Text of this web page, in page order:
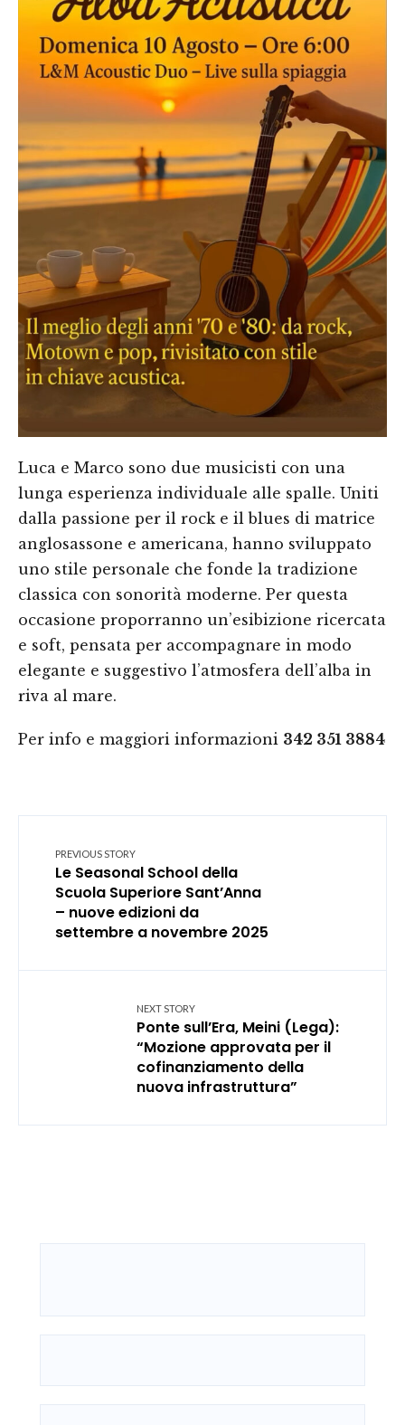
Luca e Marco sono due musicisti con una
lunga esperienza individuale alle spalle. Uniti
dalla passione per il rock e il blues di matrice
anglosassone e americana, hanno sviluppato
uno stile personale che fonde la tradizione
classica con sonorità moderne. Per questa
occasione proporranno un’esibizione ricercata
e soft, pensata per accompagnare in modo
elegante e suggestivo l’atmosfera dell’alba in
riva al mare.
Per info e maggiori informazioni 342 351 3884
PREVIOUS STORY
Le Seasonal School della
Scuola Superiore Sant’Anna
– nuove edizioni da
settembre a novembre 2025
NEXT STORY
Ponte sull’Era, Meini (Lega):
“Mozione approvata per il
cofinanziamento della
nuova infrastruttura”